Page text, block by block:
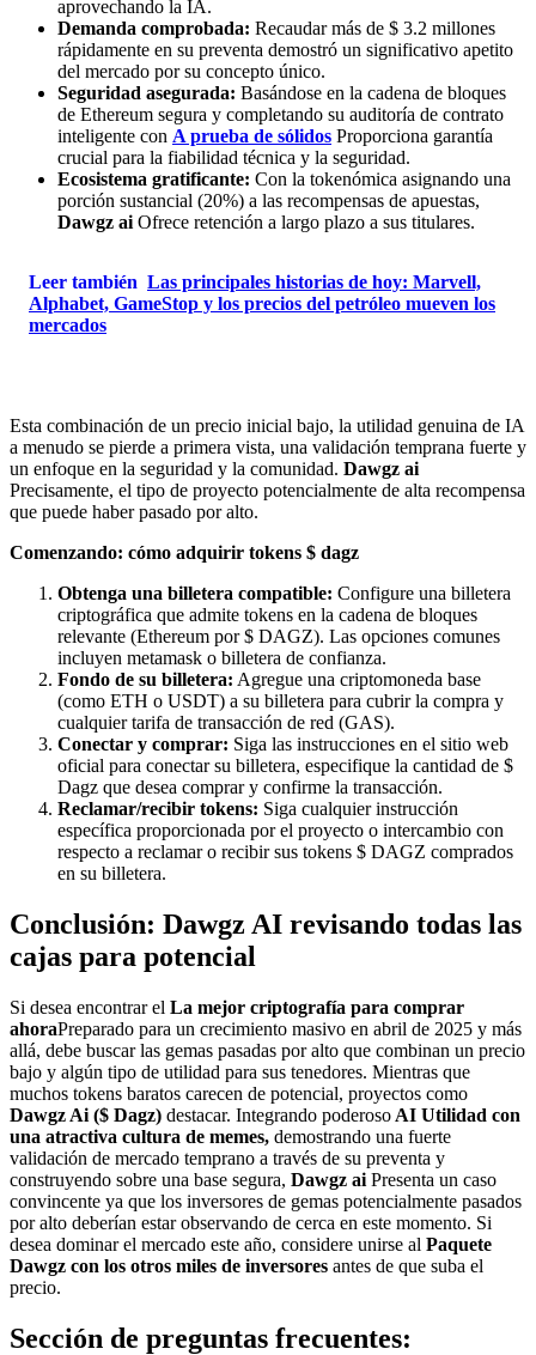
aprovechando la IA.
Demanda comprobada: Recaudar más de $ 3.2 millones
rápidamente en su preventa demostró un significativo apetito
del mercado por su concepto único.
Seguridad asegurada: Basándose en la cadena de bloques
de Ethereum segura y completando su auditoría de contrato
inteligente con A prueba de sólidos Proporciona garantía
crucial para la fiabilidad técnica y la seguridad.
Ecosistema gratificante: Con la tokenómica asignando una
porción sustancial (20%) a las recompensas de apuestas,
Dawgz ai Ofrece retención a largo plazo a sus titulares.
Leer también Las principales historias de hoy: Marvell,
Alphabet, GameStop y los precios del petróleo mueven los
mercados
Esta combinación de un precio inicial bajo, la utilidad genuina de IA
a menudo se pierde a primera vista, una validación temprana fuerte y
un enfoque en la seguridad y la comunidad. Dawgz ai
Precisamente, el tipo de proyecto potencialmente de alta recompensa
que puede haber pasado por alto.
Comenzando: cómo adquirir tokens $ dagz
Obtenga una billetera compatible: Configure una billetera
criptográfica que admite tokens en la cadena de bloques
relevante (Ethereum por $ DAGZ). Las opciones comunes
incluyen metamask o billetera de confianza.
Fondo de su billetera: Agregue una criptomoneda base
(como ETH o USDT) a su billetera para cubrir la compra y
cualquier tarifa de transacción de red (GAS).
Conectar y comprar: Siga las instrucciones en el sitio web
oficial para conectar su billetera, especifique la cantidad de $
Dagz que desea comprar y confirme la transacción.
Reclamar/recibir tokens: Siga cualquier instrucción
específica proporcionada por el proyecto o intercambio con
respecto a reclamar o recibir sus tokens $ DAGZ comprados
en su billetera.
Conclusión: Dawgz AI revisando todas las
cajas para potencial
Si desea encontrar el La mejor criptografía para comprar
ahoraPreparado para un crecimiento masivo en abril de 2025 y más
allá, debe buscar las gemas pasadas por alto que combinan un precio
bajo y algún tipo de utilidad para sus tenedores. Mientras que
muchos tokens baratos carecen de potencial, proyectos como
Dawgz Ai ($ Dagz) destacar. Integrando poderoso AI Utilidad con
una atractiva cultura de memes, demostrando una fuerte
validación de mercado temprano a través de su preventa y
construyendo sobre una base segura, Dawgz ai Presenta un caso
convincente ya que los inversores de gemas potencialmente pasados ​​
por alto deberían estar observando de cerca en este momento. Si
desea dominar el mercado este año, considere unirse al Paquete
Dawgz con los otros miles de inversores antes de que suba el
precio.
Sección de preguntas frecuentes: